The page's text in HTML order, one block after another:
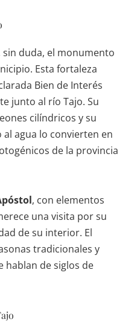
sin duda, el monumento
Esta fortaleza
Bien de Interés
junto al río Tajo. Su
cilíndricos y su
agua lo convierten en
de la provincia
, con elementos
una visita por su
de su interior. El
tradicionales y
hablan de siglos de